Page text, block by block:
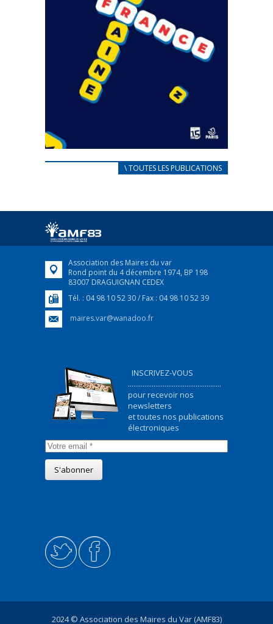
CARNET D’ACCUEIL
Afin d’accompagner au mieux les réfugiés
FEUILLETER
\ TOUTES LES PUBLICATIONS
Association des Maires du var
Rond point du 4 décembre 1974, BP 198
83007 DRAGUIGNAN CEDEX
Tél. : 04 98 10 52 30 / Fax : 04 98 10 52 39
maires.var@wanadoo.fr
INSCRIVEZ-VOUS
...................................................
pour recevoir nos
newsletters
et toutes nos publications
électroniques
2024 © Association des Maires du Var (AMF83)